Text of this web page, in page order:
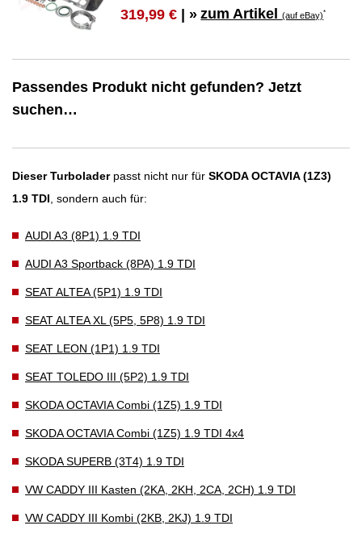
319,99 € | » zum Artikel(auf eBay)*
Passendes Produkt nicht gefunden? Jetzt
suchen…
Dieser Turboladerpasst nicht nur für SKODA OCTAVIA (1Z3)
1.9 TDI, sondern auch für:
AUDI A3 (8P1) 1.9 TDI
AUDI A3 Sportback (8PA) 1.9 TDI
SEAT ALTEA (5P1) 1.9 TDI
SEAT ALTEA XL (5P5, 5P8) 1.9 TDI
SEAT LEON (1P1) 1.9 TDI
SEAT TOLEDO III (5P2) 1.9 TDI
SKODA OCTAVIA Combi (1Z5) 1.9 TDI
SKODA OCTAVIA Combi (1Z5) 1.9 TDI 4x4
SKODA SUPERB (3T4) 1.9 TDI
VW CADDY III Kasten (2KA, 2KH, 2CA, 2CH) 1.9 TDI
VW CADDY III Kombi (2KB, 2KJ) 1.9 TDI